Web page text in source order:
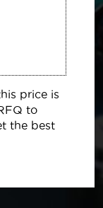
price is
to
the best